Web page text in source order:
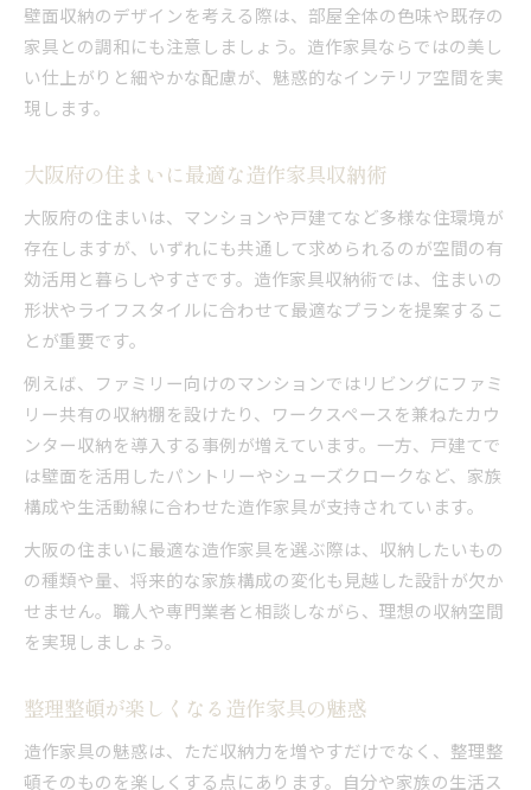
壁面収納のデザインを考える際は、部屋全体の色味や既存の
家具との調和にも注意しましょう。造作家具ならではの美し
い仕上がりと細やかな配慮が、魅惑的なインテリア空間を実
現します。
大阪府の住まいに最適な造作家具収納術
大阪府の住まいは、マンションや戸建てなど多様な住環境が
存在しますが、いずれにも共通して求められるのが空間の有
効活用と暮らしやすさです。造作家具収納術では、住まいの
形状やライフスタイルに合わせて最適なプランを提案するこ
とが重要です。
例えば、ファミリー向けのマンションではリビングにファミ
リー共有の収納棚を設けたり、ワークスペースを兼ねたカウ
ンター収納を導入する事例が増えています。一方、戸建てで
は壁面を活用したパントリーやシューズクロークなど、家族
構成や生活動線に合わせた造作家具が支持されています。
大阪の住まいに最適な造作家具を選ぶ際は、収納したいもの
の種類や量、将来的な家族構成の変化も見越した設計が欠か
せません。職人や専門業者と相談しながら、理想の収納空間
を実現しましょう。
整理整頓が楽しくなる造作家具の魅惑
造作家具の魅惑は、ただ収納力を増やすだけでなく、整理整
頓そのものを楽しくする点にあります。自分や家族の生活ス